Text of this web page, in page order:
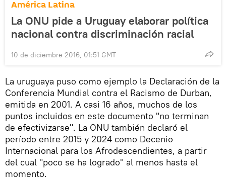
América Latina
La ONU pide a Uruguay elaborar política
nacional contra discriminación racial
10 de diciembre 2016, 01:51 GMT
La uruguaya puso como ejemplo la Declaración de la
Conferencia Mundial contra el Racismo de Durban,
emitida en 2001. A casi 16 años, muchos de los
puntos incluidos en este documento "no terminan
de efectivizarse". La ONU también declaró el
período entre 2015 y 2024 como Decenio
Internacional para los Afrodescendientes, a partir
del cual "poco se ha logrado" al menos hasta el
momento.